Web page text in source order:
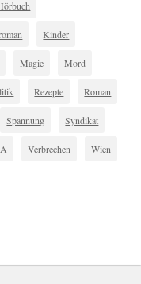
Kinder
Magie Mord
Rezepte Roman
Spannung Syndikat
Verbrechen Wien